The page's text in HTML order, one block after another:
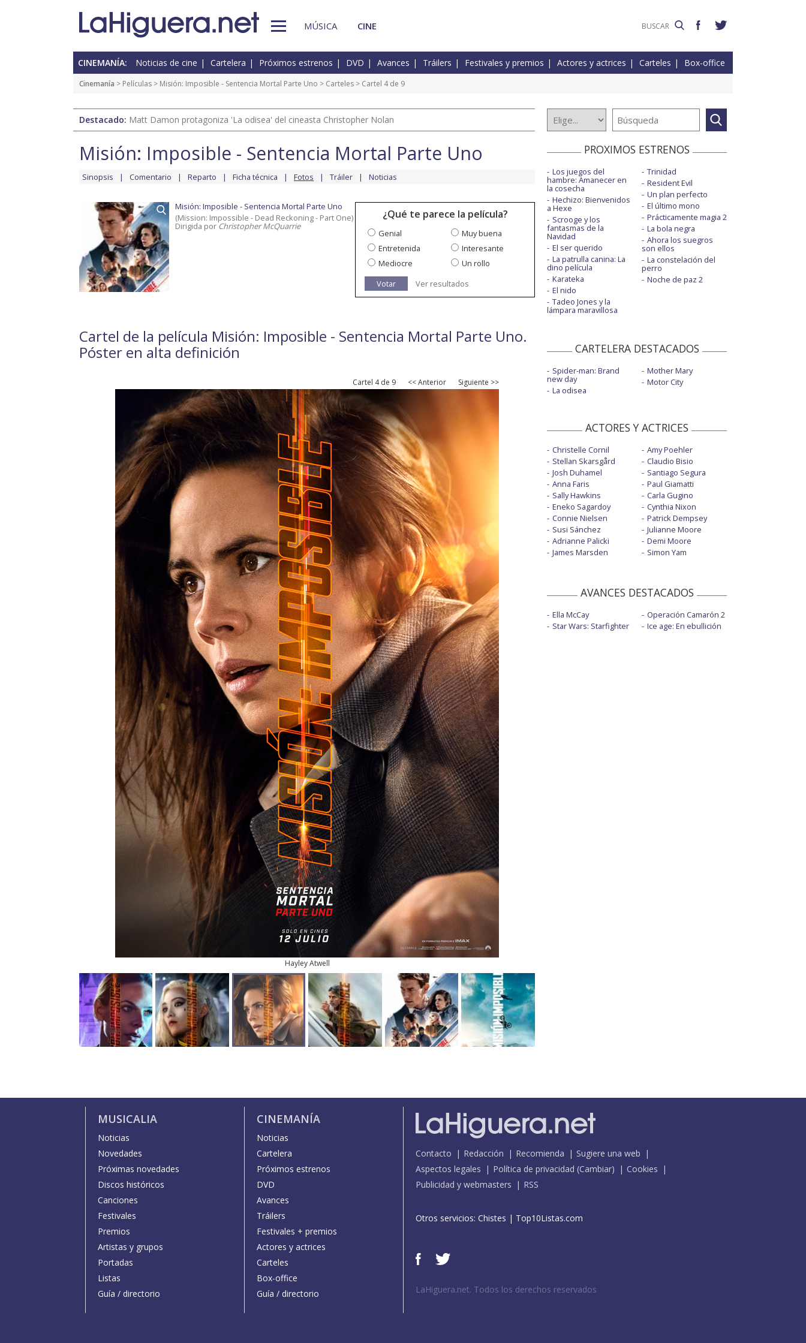
MÚSICA CINE
CINEMANÍA: Noticias de cine Cartelera Próximos estrenos DVD Avances Tráilers Festivales y premios Actores y actrices Carteles Box-office
Cinemanía > Películas > Misión: Imposible - Sentencia Mortal Parte Uno > Carteles > Cartel 4 de 9
Destacado: Matt Damon protagoniza 'La odisea' del cineasta Christopher Nolan
Misión: Imposible - Sentencia Mortal Parte Uno
Sinopsis Comentario Reparto Ficha técnica Fotos Tráiler Noticias
Misión: Imposible - Sentencia Mortal Parte Uno
(Mission: Impossible - Dead Reckoning - Part One)
Dirigida porChristopher McQuarrie
¿Qué te parece la película?
Genial
Muy buena
Entretenida
Interesante
Mediocre
Un rollo
Votar
Ver resultados
Cartel de la película Misión: Imposible - Sentencia Mortal Parte Uno.
Póster en alta definición
Cartel 4 de 9 << Anterior Siguiente >>
Hayley Atwell
PROXIMOS ESTRENOS
Los juegos del
hambre: Amanecer en
la cosecha
Hechizo: Bienvenidos
a Hexe
Scrooge y los
fantasmas de la
Navidad
El ser querido
La patrulla canina: La
dino película
Karateka
El nido
Tadeo Jones y la
lámpara maravillosa
Trinidad
Resident Evil
Un plan perfecto
El último mono
Prácticamente magia 2
La bola negra
Ahora los suegros
son ellos
La constelación del
perro
Noche de paz 2
CARTELERA DESTACADOS
Spider-man: Brand
new day
La odisea
Mother Mary
Motor City
ACTORES Y ACTRICES
Christelle Cornil
Stellan Skarsgård
Josh Duhamel
Anna Faris
Sally Hawkins
Eneko Sagardoy
Connie Nielsen
Susi Sánchez
Adrianne Palicki
James Marsden
Amy Poehler
Claudio Bisio
Santiago Segura
Paul Giamatti
Carla Gugino
Cynthia Nixon
Patrick Dempsey
Julianne Moore
Demi Moore
Simon Yam
AVANCES DESTACADOS
Ella McCay
Star Wars: Starfighter
Operación Camarón 2
Ice age: En ebullición
MUSICALIA
Noticias
Novedades
Próximas novedades
Discos históricos
Canciones
Festivales
Premios
Artistas y grupos
Portadas
Listas
Guía / directorio
CINEMANÍA
Noticias
Cartelera
Próximos estrenos
DVD
Avances
Tráilers
Festivales + premios
Actores y actrices
Carteles
Box-office
Guía / directorio
Contacto Redacción Recomienda
Sugiere una web
Aspectos legales
Política de privacidad (Cambiar)
Cookies
Publicidad y webmasters
RSS
Otros servicios: Chistes | Top10Listas.com
LaHiguera.net. Todos los derechos reservados